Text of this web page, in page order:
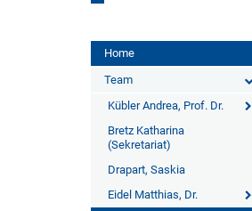
Home
Team
Kübler Andrea, Prof. Dr.
Bretz Katharina
(Sekretariat)
Drapart, Saskia
Eidel Matthias, Dr.